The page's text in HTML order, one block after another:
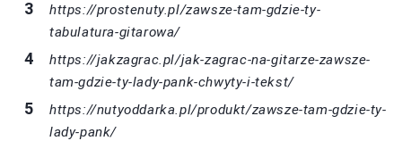
https://prostenuty.pl/zawsze-tam-gdzie-ty-
tabulatura-gitarowa/
https://jakzagrac.pl/jak-zagrac-na-gitarze-zawsze-
tam-gdzie-ty-lady-pank-chwyty-i-tekst/
https://nutyoddarka.pl/produkt/zawsze-tam-gdzie-ty-
lady-pank/